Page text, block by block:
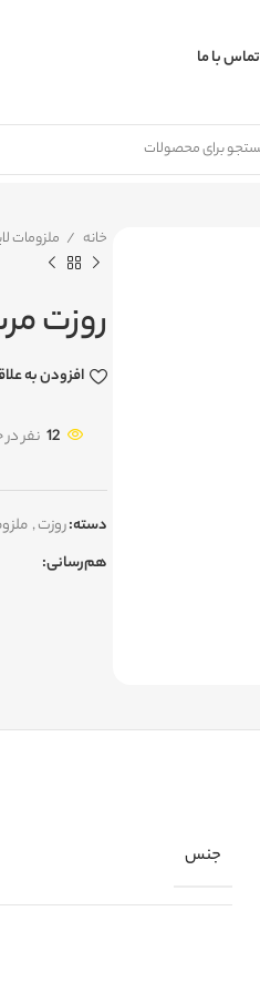
تماس با ما
خانه ملزومات
روزت مربع 15
افزودن به
12 نفر
دسته:روزت,
هم‌رسانی:
جنس